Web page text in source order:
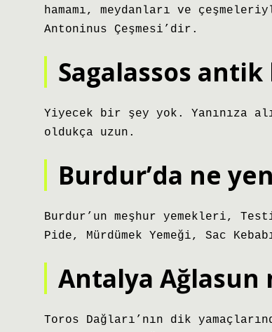
hamamı, meydanları ve
Antoninus Çeşmesi’dir.
Sagalassos
Yiyecek bir şey yok. Yanınıza
oldukça uzun.
Burdur’da ne
Burdur’un meşhur yemekleri,
Pide, Mürdümek Yemeği, Sac
Antalya Ağlasun
Toros Dağları’nın dik